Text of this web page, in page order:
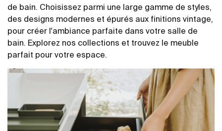
de bain. Choisissez parmi une large gamme de styles,
des designs modernes et épurés aux finitions vintage,
pour créer l'ambiance parfaite dans votre salle de
bain. Explorez nos collections et trouvez le meuble
parfait pour votre espace.